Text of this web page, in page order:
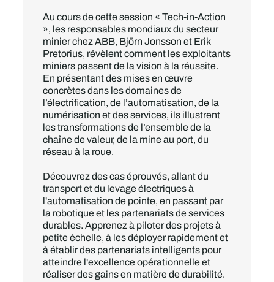
Au cours de cette session « Tech-in-Action
», les responsables mondiaux du secteur
minier chez ABB, Björn Jonsson et Erik
Pretorius, révèlent comment les exploitants
miniers passent de la vision à la réussite.
En présentant des mises en œuvre
concrètes dans les domaines de
l’électrification, de l’automatisation, de la
numérisation et des services, ils illustrent
les transformations de l’ensemble de la
chaîne de valeur, de la mine au port, du
réseau à la roue.
Découvrez des cas éprouvés, allant du
transport et du levage électriques à
l'automatisation de pointe, en passant par
la robotique et les partenariats de services
durables. Apprenez à piloter des projets à
petite échelle, à les déployer rapidement et
à établir des partenariats intelligents pour
atteindre l'excellence opérationnelle et
réaliser des gains en matière de durabilité.